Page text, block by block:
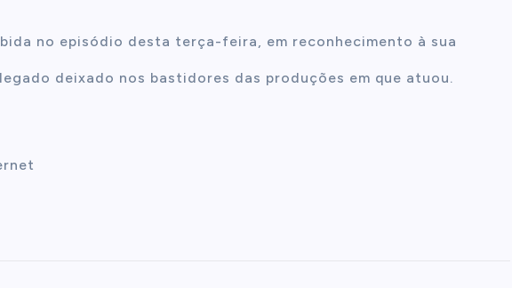
no episódio desta terça-feira, em reconhecimento à sua
deixado nos bastidores das produções em que atuou.